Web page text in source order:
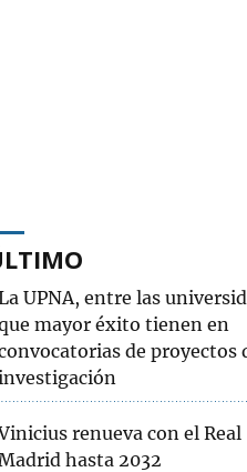
UPNA, entre las
mayor éxito tienen en
de proyectos
renueva con el Real
hasta 2032